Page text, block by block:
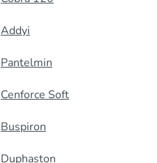
Addyi
Pantelmin
Cenforce Soft
Buspiron
Duphaston